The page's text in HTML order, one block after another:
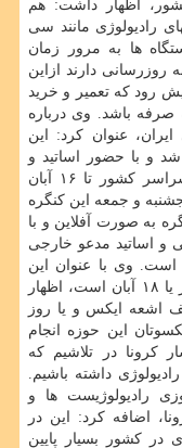
اظهار داشت: هم
رادیولوژی مانند سی
ها به مرور زمان
روزرسانی دارند ازاین
رود که تعمیر و خرید
صرفه باشد. وی درباره
عنوان کرد: این
از ۱۳ آبان شروع شد و با حضور اساتید و
دستیاران رادیولوژی و رادیولوژیست های سراسر کشور تا ۱۶ آبان
آبان روزهای پنجشنبه و جمعه این کنگره
به صورت آفلاین و با
و اساتید مدعو خارجی
وی با عنوان این
مطلب که روز جهانی اشعه در هشت نوامبر یا ۱۸ آبان است، اظهار
اشعه ایکس و یا روز
این حوزه انجام
در تلاشیم که
رادیولوژی داشته باشیم.
رادیولوژیست ها و
اضافه کرد: این در
کشور بسیار پایین